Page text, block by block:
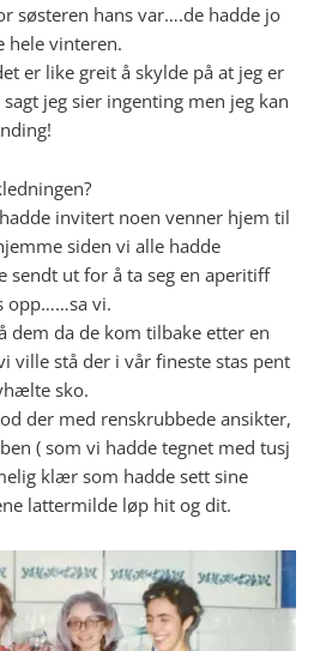
søsteren hans var….de hadde jo
hele vinteren.
er like greit å skylde på at jeg er
jeg sier ingenting men jeg kan
invitert noen venner hjem til
siden vi alle hadde
sendt ut for å ta seg en aperitiff
opp……sa vi.
dem da de kom tilbake etter en
ville stå der i vår fineste stas pent
sko.
der med renskrubbede ansikter,
( som vi hadde tegnet med tusj
klær som hadde sett sine
lattermilde løp hit og dit.